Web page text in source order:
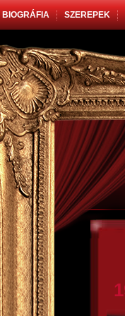
BIOGRÁFIA SZEREPEK